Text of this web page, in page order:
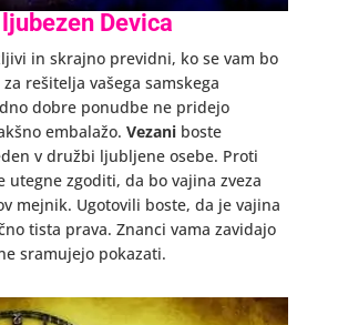
Devica
in skrajno previdni, ko se vam bo
rešitelja vašega samskega
dobre ponudbe ne pridejo
embalažo. Vezaniboste
v družbi ljubljene osebe. Proti
utegne zgoditi, da bo vajina zveza
mejnik. Ugotovili boste, da je vajina
tista prava. Znanci vama zavidajo
sramujejo pokazati.